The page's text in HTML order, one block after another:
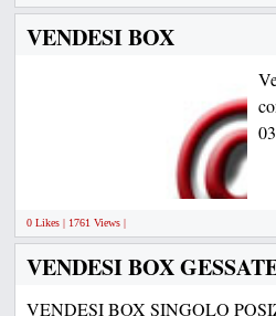
VENDESI BOX
0 Likes | 1761 Views |
VENDESI BOX
VENDESI BOX SINGOLO